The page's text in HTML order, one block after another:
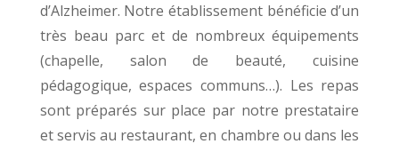
d’Alzheimer. Notre établissement bénéficie d’un
très beau parc et de nombreux équipements
(chapelle, salon de beauté, cuisine
pédagogique, espaces communs…). Les repas
sont préparés sur place par notre prestataire
et servis au restaurant, en chambre ou dans les